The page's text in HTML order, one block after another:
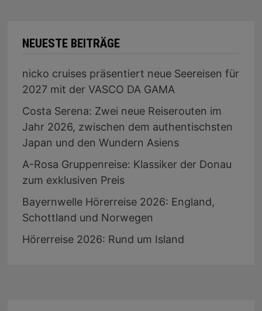
NEUESTE BEITRÄGE
nicko cruises präsentiert neue Seereisen für
2027 mit der VASCO DA GAMA
Costa Serena: Zwei neue Reiserouten im
Jahr 2026, zwischen dem authentischsten
Japan und den Wundern Asiens
A-Rosa Gruppenreise: Klassiker der Donau
zum exklusiven Preis
Bayernwelle Hörerreise 2026: England,
Schottland und Norwegen
Hörerreise 2026: Rund um Island